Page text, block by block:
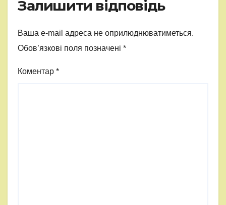
Залишити відповідь
Ваша e-mail адреса не оприлюднюватиметься.
Обов’язкові поля позначені *
Коментар *